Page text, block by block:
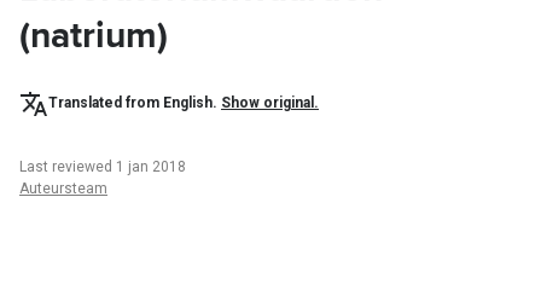
(natrium)
Translated from English. Show original.
Last reviewed 1 jan 2018
Auteursteam